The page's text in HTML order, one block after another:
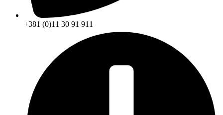
+381 (0)11 30 91 911